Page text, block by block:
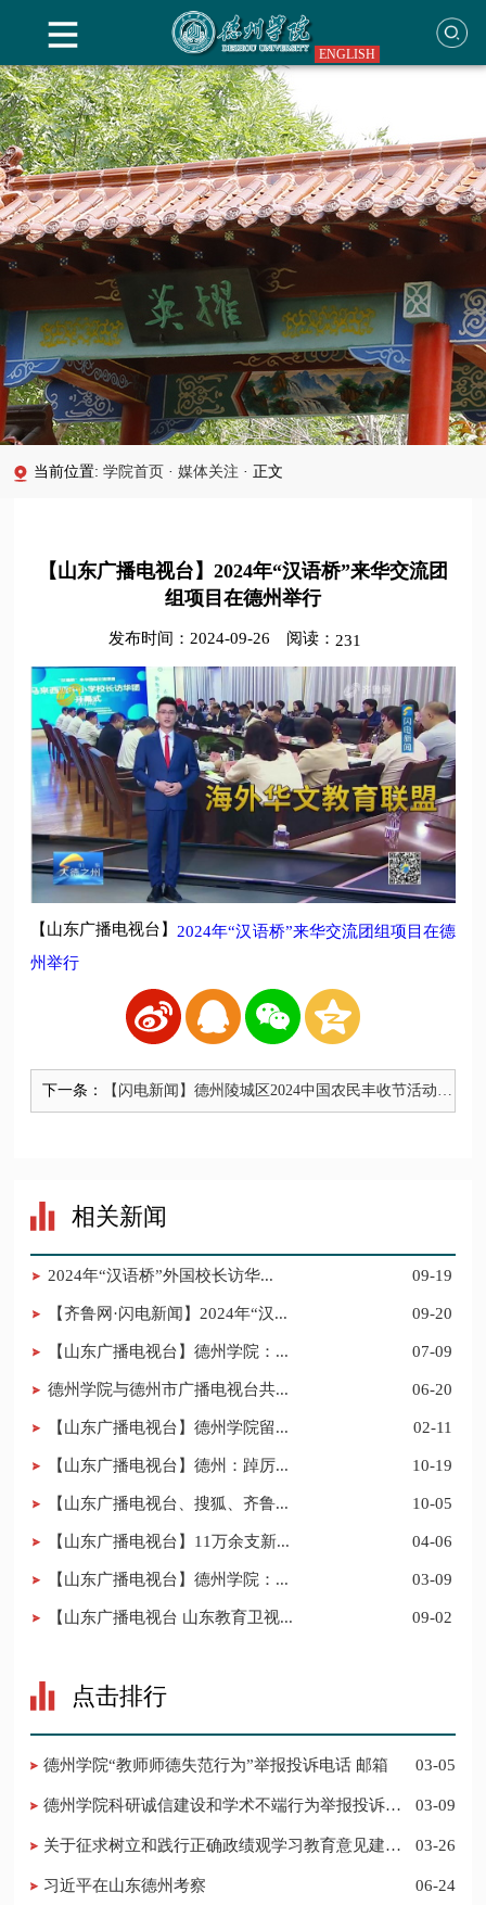
ENGLISH
当前位置:学院首页 · 媒体关注 · 正文
【山东广播电视台】2024年“汉语桥”来华交流团
组项目在德州举行
发布时间：2024-09-26 阅读： 231
【山东广播电视台】 2024年“汉语桥”来华交流团组项目在德
州举行
下一条：
【闪电新闻】德州陵城区2024中国农民丰收节活动举
行 大学师生表演省级非遗蹦鼓舞同庆
相关新闻
2024年“汉语桥”外国校长访华... 09-19
【齐鲁网·闪电新闻】2024年“汉... 09-20
【山东广播电视台】德州学院：... 07-09
德州学院与德州市广播电视台共... 06-20
【山东广播电视台】德州学院留... 02-11
【山东广播电视台】德州：踔厉... 10-19
【山东广播电视台、搜狐、齐鲁... 10-05
【山东广播电视台】11万余支新... 04-06
【山东广播电视台】德州学院：... 03-09
【山东广播电视台 山东教育卫视... 09-02
点击排行
德州学院“教师师德失范行为”举报投诉电话 邮箱 03-05
德州学院科研诚信建设和学术不端行为举报投诉电
03-09
03-26
习近平在山东德州考察 06-24